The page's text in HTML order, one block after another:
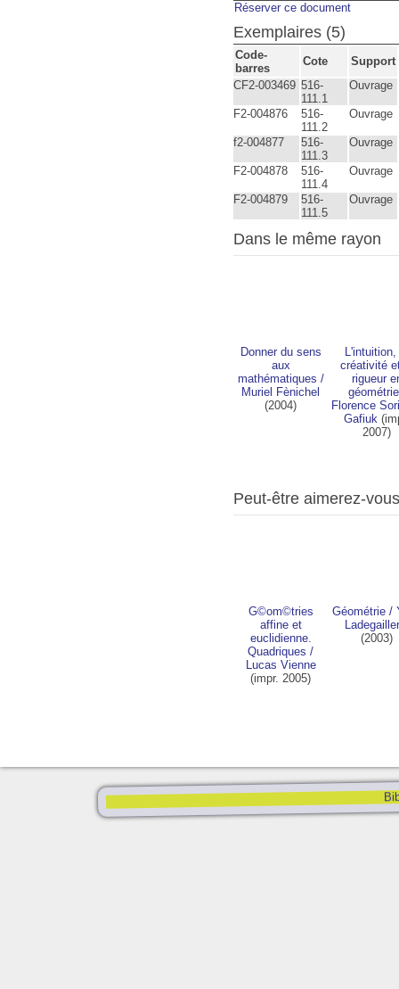
Réserver ce document
Exemplaires (5)
Code-
barres
Cote
Support
CF2-003469 516-
111.1
Ouvrage
F2-004876
516-
111.2
Ouvrage
f2-004877
516-
111.3
Ouvrage
F2-004878
516-
111.4
Ouvrage
F2-004879
516-
111.5
Ouvrage
Dans le même rayon
Donner du sens
aux
mathématiques /
Muriel Fènichel
(2004)
L'intuition,
créativité
rigueur
géométrie
Florence
Gafiuk
2007)
Peut-être aimerez-vous
G©om©tries
affine et
euclidienne.
Quadriques /
Lucas Vienne
(impr. 2005)
Géométrie/
(2003)